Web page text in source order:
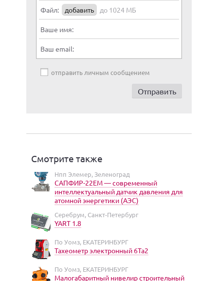
Файл: добавить до 1024 МБ
Ваше имя:
Ваш email:
отправить личным сообщением
Смотрите также
Нпп Элемер, Зеленоград
САПФИР-22ЕМ — современный
интеллектуальный датчик давления для
атомной энергетики (АЭС)
Серебрум, Санкт-Петербург
YART 1.8
По Уомз, ЕКАТЕРИНБУРГ
Тахеометр электронный 6Та2
По Уомз, ЕКАТЕРИНБУРГ
Малогабаритный нивелир строительный